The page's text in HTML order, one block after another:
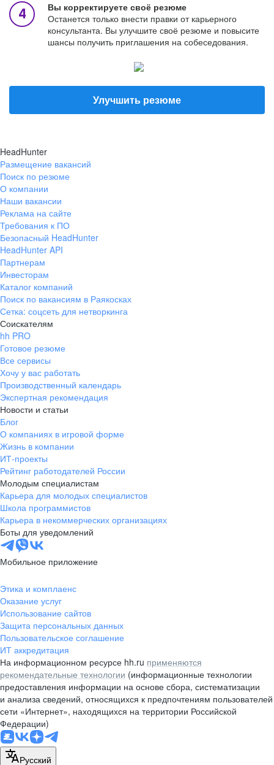
Вы корректируете своё резюме
Останется только внести правки от карьерного
консультанта. Вы улучшите своё резюме и повысите
шансы получить приглашения на собеседования.
Улучшить резюме
HeadHunter
Размещение вакансий
Поиск по резюме
О компании
Наши вакансии
Реклама на сайте
Требования к ПО
Безопасный HeadHunter
HeadHunter API
Партнерам
Инвесторам
Каталог компаний
Поиск по вакансиям в Раякосках
Сетка: соцсеть для нетворкинга
Соискателям
hh PRO
Готовое резюме
Все сервисы
Хочу у вас работать
Производственный календарь
Экспертная рекомендация
Новости и статьи
Блог
О компаниях в игровой форме
Жизнь в компании
ИТ-проекты
Рейтинг работодателей России
Молодым специалистам
Карьера для молодых специалистов
Школа программистов
Карьера в некоммерческих организациях
Боты для уведомлений
Мобильное приложение
Этика и комплаенс
Оказание услуг
Использование сайтов
Защита персональных данных
Пользовательское соглашение
ИТ аккредитация
На информационном ресурсе hh.ru применяются
рекомендательные технологии (информационные технологии
предоставления информации на основе сбора, систематизации
и анализа сведений, относящихся к предпочтениям пользователей
сети «Интернет», находящихся на территории Российской
Федерации)
Русский